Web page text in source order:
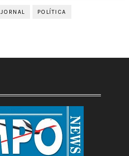
JORNAL POLÍTICA